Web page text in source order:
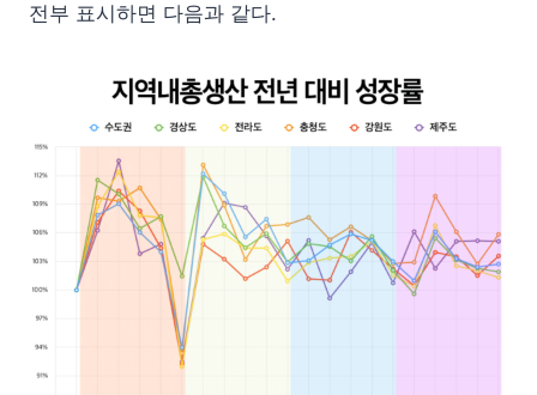
전부 표시하면 다음과 같다.